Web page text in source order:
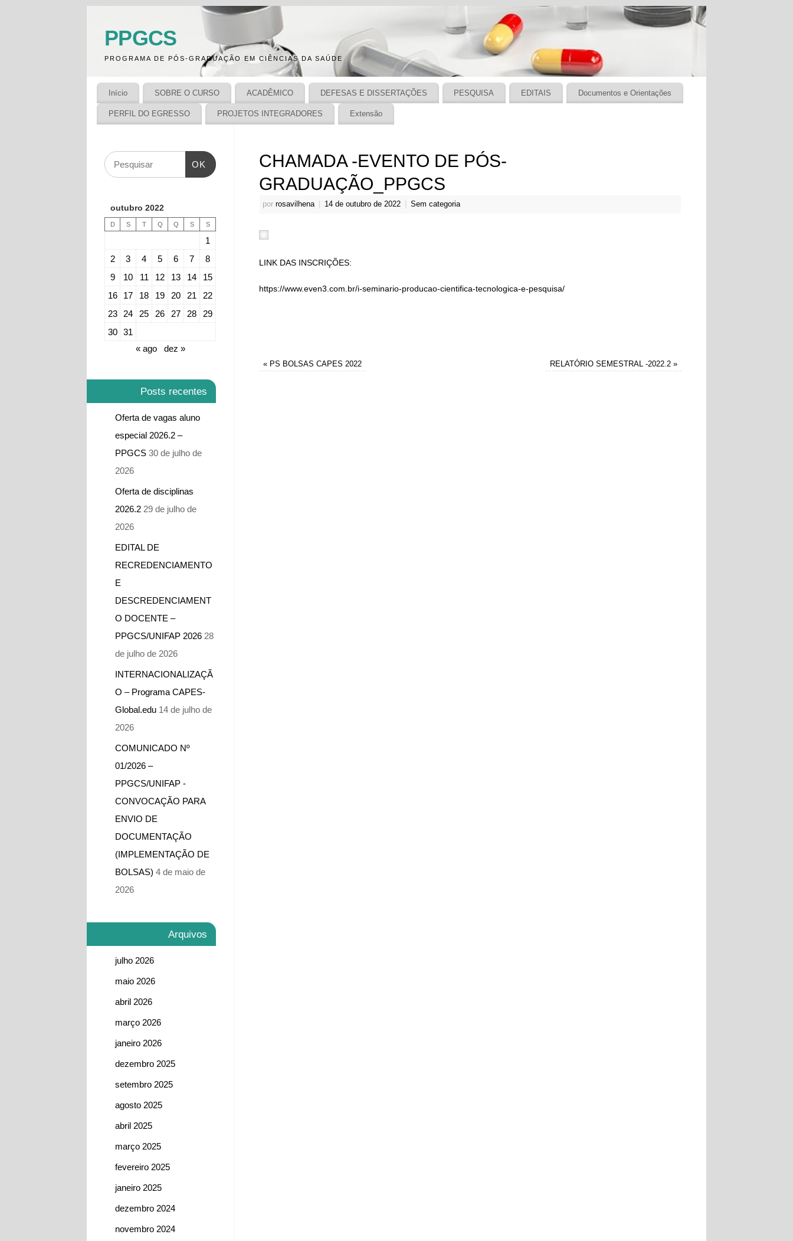
PPGCS
PROGRAMA DE PÓS-GRADUAÇÃO EM CIÊNCIAS DA SAÚDE
Início SOBRE O CURSO ACADÊMICO DEFESAS E DISSERTAÇÕES PESQUISA EDITAIS Documentos e Orientações
PERFIL DO EGRESSO PROJETOS INTEGRADORES Extensão
CHAMADA -EVENTO DE PÓS-
GRADUAÇÃO_PPGCS
por rosavilhena 14 de outubro de 2022 Sem categoria
LINK DAS INSCRIÇÕES:
https://www.even3.com.br/i-seminario-producao-cientifica-tecnologica-e-pesquisa/
« PS BOLSAS CAPES 2022 RELATÓRIO SEMESTRAL -2022.2 »
OK
outubro 2022
D S T Q Q S S
1
2
3 4 5 6 7
8
9
10 11 12 13 14
15
16
17 18 19 20 21
22
23
24 25 26 27 28
29
30
31
« ago
dez »
Posts recentes
Oferta de vagas aluno
especial 2026.2 –
PPGCS 30 de julho de
2026
Oferta de disciplinas
2026.2 29 de julho de
2026
EDITAL DE
RECREDENCIAMENTO
E
DESCREDENCIAMENT
O DOCENTE –
PPGCS/UNIFAP 2026 28
de julho de 2026
INTERNACIONALIZAÇÃ
O – Programa CAPES-
Global.edu 14 de julho de
2026
COMUNICADO Nº
01/2026 –
PPGCS/UNIFAP -​
CONVOCAÇÃO PARA
ENVIO DE
DOCUMENTAÇÃO
(IMPLEMENTAÇÃO DE
BOLSAS) 4 de maio de
2026
Arquivos
julho 2026
maio 2026
abril 2026
março 2026
janeiro 2026
dezembro 2025
setembro 2025
agosto 2025
abril 2025
março 2025
fevereiro 2025
janeiro 2025
dezembro 2024
novembro 2024